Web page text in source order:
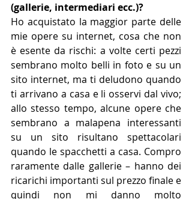
(gallerie, intermediari ecc.)?
Ho acquistato la maggior parte delle
mie opere su internet, cosa che non
è esente da rischi: a volte certi pezzi
sembrano molto belli in foto e su un
sito internet, ma ti deludono quando
ti arrivano a casa e li osservi dal vivo;
allo stesso tempo, alcune opere che
sembrano a malapena interessanti
su un sito risultano spettacolari
quando le spacchetti a casa. Compro
raramente dalle gallerie – hanno dei
ricarichi importanti sul prezzo finale e
quindi non mi danno molto